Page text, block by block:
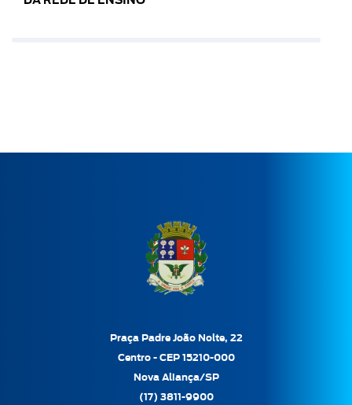
Praça Padre João Nolte, 22
Centro - CEP 15210-000
Nova Aliança/SP
(17) 3811-9900